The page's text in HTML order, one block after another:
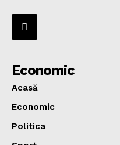
Economic
Acasă
Economic
Politica